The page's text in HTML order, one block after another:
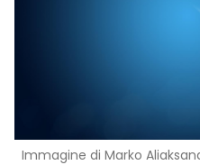
Immagine di Marko